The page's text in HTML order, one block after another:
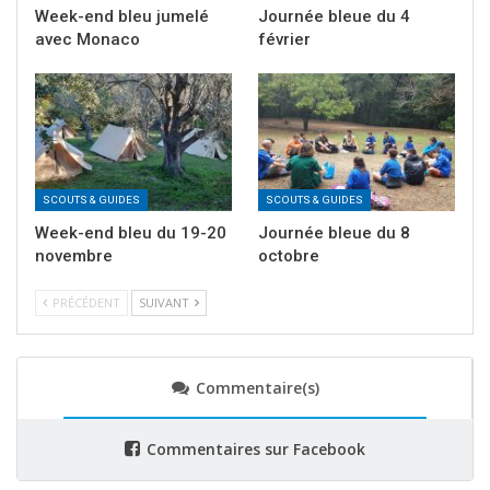
mode, un test culinaire pomme-ketchup ou des
croyances farfelues. Une franche rigolade !
Week-end bleu jumelé
avec Monaco
Journée bleue du 4
février
SCOUTS & GUIDES
Week-end bleu du 19-20
novembre
SCOUTS & GUIDES
Journée bleue du 8
octobre
PRÉCÉDENT SUIVANT
Commentaire(s)
Commentaires sur Facebook